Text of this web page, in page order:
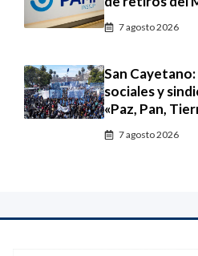
7 agosto 2026
San
sociales y
«Paz, Pan,
7 agosto 2026